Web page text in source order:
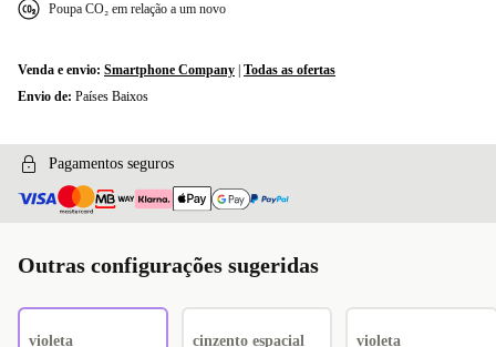
Poupa CO₂ em relação a um novo
Venda e envio: Smartphone Company Todas as ofertas
Envio de: Países Baixos
Pagamentos seguros
Outras configurações sugeridas
violeta
cinzento espacial
violeta